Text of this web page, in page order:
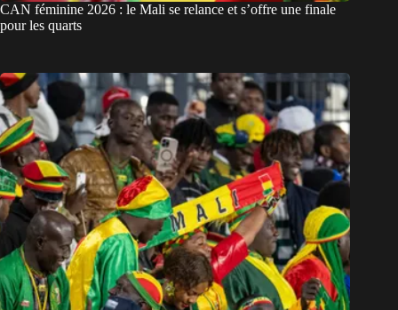
CAN féminine 2026 : le Mali se relance et s’offre une finale
pour les quarts